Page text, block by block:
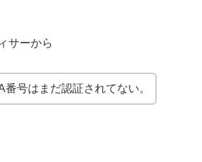
サーから
番号はまだ認証されてない。